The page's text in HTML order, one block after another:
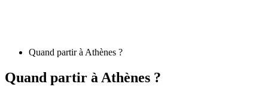
Quand partir à Athènes ?
Quand partir à Athènes ?